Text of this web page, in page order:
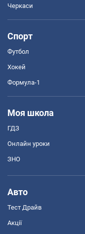
Черкаси
Спорт
Футбол
Хокей
Формула-1
Моя школа
ГДЗ
Онлайн уроки
ЗНО
Авто
Тест Драйв
Акції